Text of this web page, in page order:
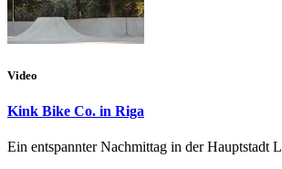
Video
Kink Bike Co. in Riga
Ein entspannter Nachmittag in der Hauptstadt